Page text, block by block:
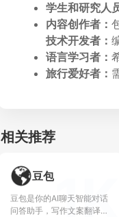
学生和研究人
内容创作者：
技术开发者：
语言学习者：
旅行爱好者：
相关推荐
豆包
豆包是你的AI聊天智能对话
问答助手，写作文案翻译情
1K